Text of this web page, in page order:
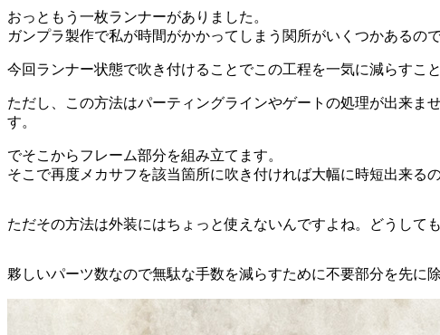
おっともう一枚ランナーがありました。
ガンプラ製作で私が時間がかかってしまう関所がいくつかあるの
今回ランナー状態で吹き付けることでこの工程を一気に減らすこ
ただし、この方法はパーティングラインやゲートの処理が出来
す。
でそこからフレーム部分を組み立てます。
そこで再度メカサフを該当箇所に吹き付ければ大幅に時短出来る
ただその方法は外装にはちょっと使えないんですよね。どうして
夥しいパーツ数なので無駄な手数を減らすために不要部分を先に除